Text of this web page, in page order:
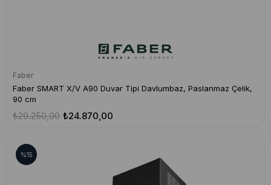
Faber
Faber SMART X/V A90 Duvar Tipi Davlumbaz, Paslanmaz Çelik,
90 cm
₺24.870,00
₺29.250,00
%15